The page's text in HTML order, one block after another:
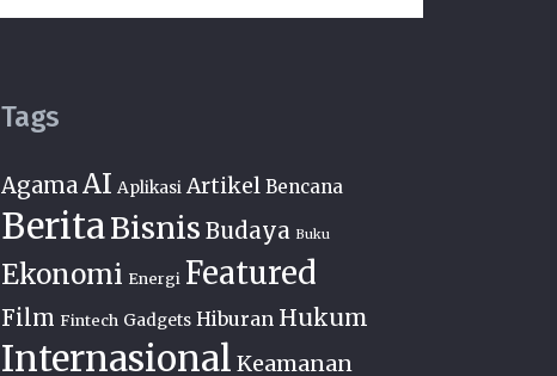
Tags
AgamaAI Aplikasi Artikel Bencana
BeritaBisnis Budaya Buku
Ekonomi Energi Featured
Film Fintech Gadgets Hiburan Hukum
Internasional Keamanan